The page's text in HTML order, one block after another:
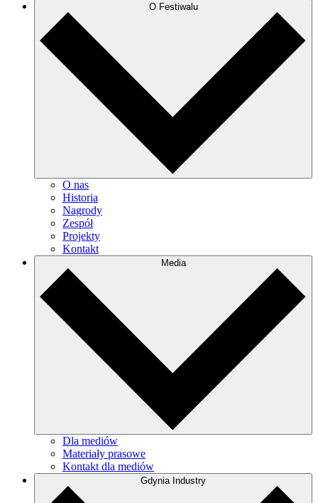
O Festiwalu
O nas
Historia
Nagrody
Zespół
Projekty
Kontakt
Media
Dla mediów
Materiały prasowe
Kontakt dla mediów
Gdynia Industry